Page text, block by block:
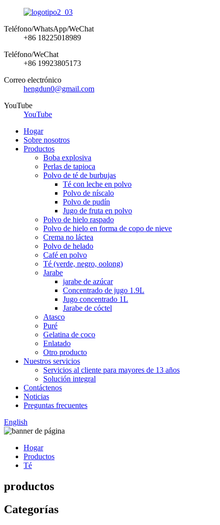
Teléfono/WhatsApp/WeChat
+86 18225018989
Teléfono/WeChat
+86 19923805173
Correo electrónico
hengdun0@gmail.com
YouTube
YouTube
Hogar
Sobre nosotros
Productos
Boba explosiva
Perlas de tapioca
Polvo de té de burbujas
Té con leche en polvo
Polvo de níscalo
Polvo de pudín
Jugo de fruta en polvo
Polvo de hielo raspado
Polvo de hielo en forma de copo de nieve
Crema no láctea
Polvo de helado
Café en polvo
Té (verde, negro, oolong)
Jarabe
jarabe de azúcar
Concentrado de jugo 1.9L
Jugo concentrado 1L
Jarabe de cóctel
Atasco
Puré
Gelatina de coco
Enlatado
Otro producto
Nuestros servicios
Servicios al cliente para mayores de 13 años
Solución integral
Contáctenos
Noticias
Preguntas frecuentes
English
Hogar
Productos
Té
productos
Categorías